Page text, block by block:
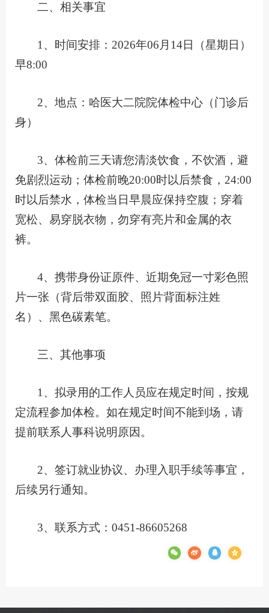
二、相关事宜
1、时间安排：2026年06月14日（星期日）
早8:00
2、地点：哈医大二院院体检中心（门诊后
身）
3、体检前三天请您清淡饮食，不饮酒，避
免剧烈运动；体检前晚20:00时以后禁食，24:00
时以后禁水，体检当日早晨应保持空腹；穿着
宽松、易穿脱衣物，勿穿有亮片和金属的衣
裤。
4、携带身份证原件、近期免冠一寸彩色照
片一张（背后带双面胶、照片背面标注姓
名）、黑色碳素笔。
三、其他事项
1、拟录用的工作人员应在规定时间，按规
定流程参加体检。如在规定时间不能到场，请
提前联系人事科说明原因。
2、签订就业协议、办理入职手续等事宜，
后续另行通知。
3、联系方式：0451-86605268